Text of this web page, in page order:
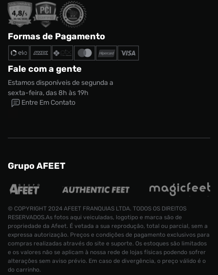
Formas de Pagamento
Fale com a gente
Estamos disponíveis de segunda a
sexta-feira, das 8h às 19h
Entre Em Contato
Grupo AFEET
© COPYRIGHT 2024 AFEET FRANQUIAS LTDA. TODOS OS DIREITOS
RESERVADOS.As fotos aqui veiculadas, logotipo e marca são de
propriedade da Afeet. É vetada a sua reprodução, total ou parcial, sem a
expressa autorização. Preços e condições de pagamento exclusivos para
compras realizadas através do site e suporte. Os estoques são limitados
e os valores não se aplicam à nossa rede de lojas físicas podendo sofrer
alterações sem aviso prévio. Em caso de divergência, o preço válido é o
do carrinho.